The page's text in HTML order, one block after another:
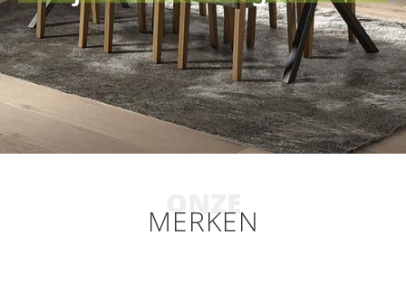
ONZE
MERKEN